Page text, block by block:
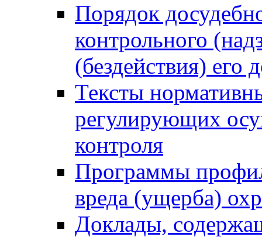
Порядок
контрольного
(бездействия)
Тексты
регулирующих
контроля
Программы
вреда (ущерба)
Доклады,